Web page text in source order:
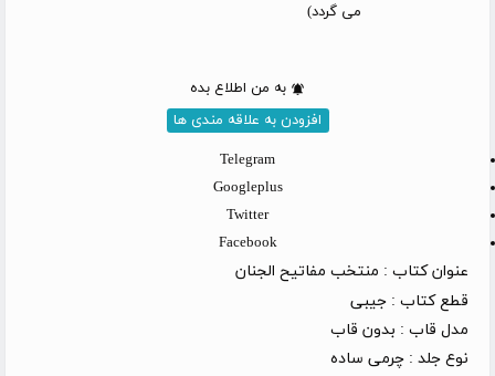
می گردد)
به من اطلاع بده
افزودن به علاقه مندی ها
Telegram
Googleplus
Twitter
Facebook
عنوان کتاب : منتخب مفاتیح الجنان
قطع کتاب : جیبی
مدل قاب : بدون قاب
نوع جلد : چرمی ساده